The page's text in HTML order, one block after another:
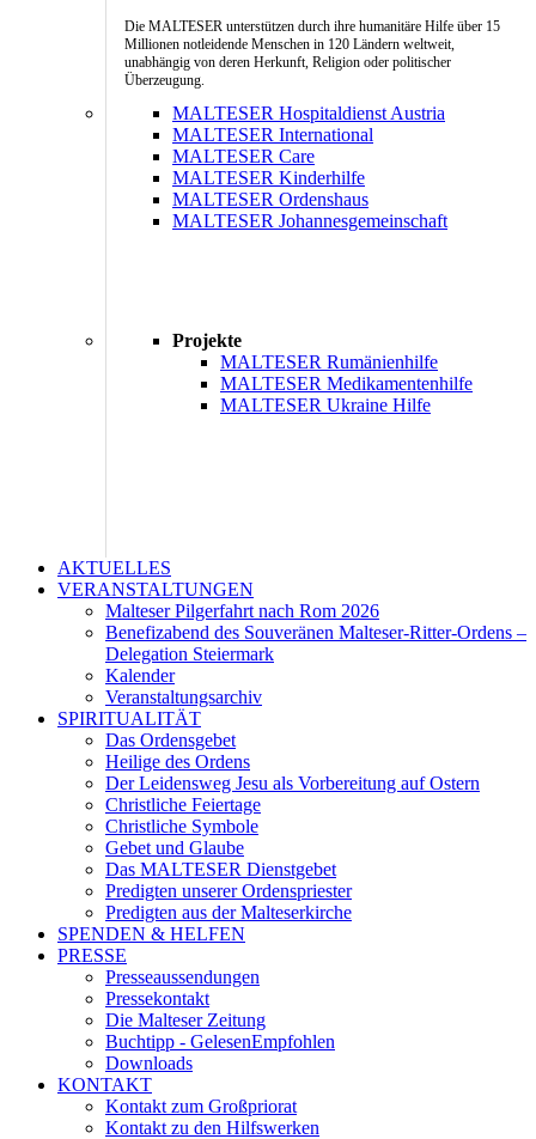
Die MALTESER unterstützen durch ihre humanitäre Hilfe über 15
Millionen notleidende Menschen in 120 Ländern weltweit,
unabhängig von deren Herkunft, Religion oder politischer
Überzeugung.
MALTESER Hospitaldienst Austria
MALTESER International
MALTESER Care
MALTESER Kinderhilfe
MALTESER Ordenshaus
MALTESER Johannesgemeinschaft
Projekte
MALTESER Rumänienhilfe
MALTESER Medikamentenhilfe
MALTESER Ukraine Hilfe
AKTUELLES
VERANSTALTUNGEN
Malteser Pilgerfahrt nach Rom 2026
Benefizabend des Souveränen Malteser-Ritter-Ordens –
Delegation Steiermark
Kalender
Veranstaltungsarchiv
SPIRITUALITÄT
Das Ordensgebet
Heilige des Ordens
Der Leidensweg Jesu als Vorbereitung auf Ostern
Christliche Feiertage
Christliche Symbole
Gebet und Glaube
Das MALTESER Dienstgebet
Predigten unserer Ordenspriester
Predigten aus der Malteserkirche
SPENDEN & HELFEN
PRESSE
Presseaussendungen
Pressekontakt
Die Malteser Zeitung
Buchtipp - GelesenEmpfohlen
Downloads
KONTAKT
Kontakt zum Großpriorat
Kontakt zu den Hilfswerken